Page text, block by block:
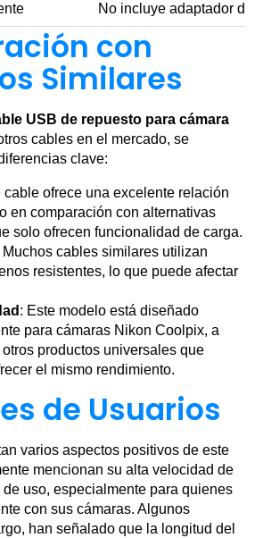
No incluye adaptador de
con
Similares
USB de repuesto para cámara
cables en el mercado, se
clave:
cable ofrece una excelente relación
en comparación con alternativas
solo ofrecen funcionalidad de carga.
Muchos cables similares utilizan
resistentes, lo que puede afectar
: Este modelo está diseñado
para cámaras Nikon Coolpix, a
productos universales que
el mismo rendimiento.
de Usuarios
varios aspectos positivos de este
mencionan su alta velocidad de
uso, especialmente para quienes
con sus cámaras. Algunos
han señalado que la longitud del